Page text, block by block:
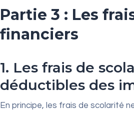
Partie 3 : Les
financiers
1. Les frais de
déductibles des
En principe, les frais de scolarité